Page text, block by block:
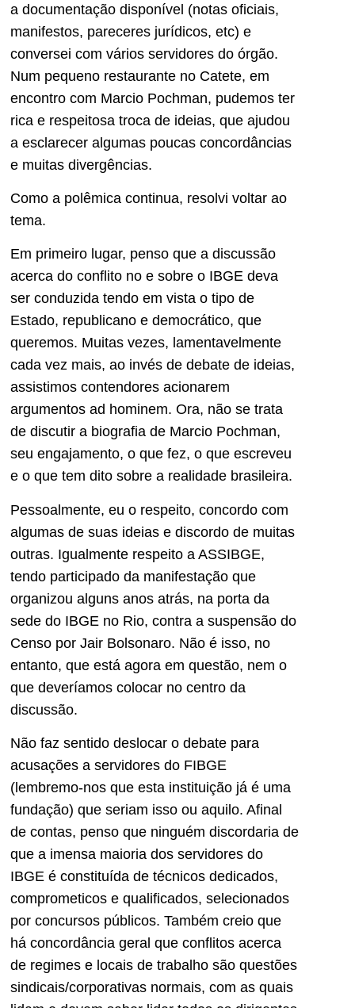
a documentação disponível (notas oficiais,
manifestos, pareceres jurídicos, etc) e
conversei com vários servidores do órgão.
Num pequeno restaurante no Catete, em
encontro com Marcio Pochman, pudemos ter
rica e respeitosa troca de ideias, que ajudou
a esclarecer algumas poucas concordâncias
e muitas divergências.
Como a polêmica continua, resolvi voltar ao
tema.
Em primeiro lugar, penso que a discussão
acerca do conflito no e sobre o IBGE deva
ser conduzida tendo em vista o tipo de
Estado, republicano e democrático, que
queremos. Muitas vezes, lamentavelmente
cada vez mais, ao invés de debate de ideias,
assistimos contendores acionarem
argumentos ad hominem. Ora, não se trata
de discutir a biografia de Marcio Pochman,
seu engajamento, o que fez, o que escreveu
e o que tem dito sobre a realidade brasileira.
Pessoalmente, eu o respeito, concordo com
algumas de suas ideias e discordo de muitas
outras. Igualmente respeito a ASSIBGE,
tendo participado da manifestação que
organizou alguns anos atrás, na porta da
sede do IBGE no Rio, contra a suspensão do
Censo por Jair Bolsonaro. Não é isso, no
entanto, que está agora em questão, nem o
que deveríamos colocar no centro da
discussão.
Não faz sentido deslocar o debate para
acusações a servidores do FIBGE
(lembremo-nos que esta instituição já é uma
fundação) que seriam isso ou aquilo. Afinal
de contas, penso que ninguém discordaria de
que a imensa maioria dos servidores do
IBGE é constituída de técnicos dedicados,
comprometicos e qualificados, selecionados
por concursos públicos. Também creio que
há concordância geral que conflitos acerca
de regimes e locais de trabalho são questões
sindicais/corporativas normais, com as quais